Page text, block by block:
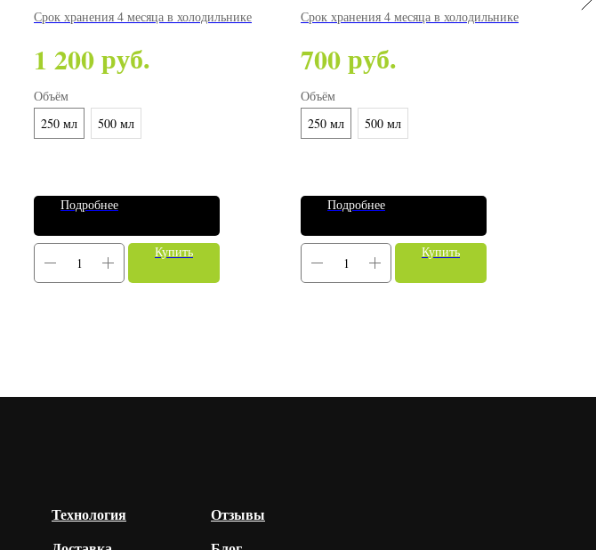
Срок хранения 4 месяца в холодильнике
1 200руб.
Объём
250 мл
500 мл
Подробнее
Купить
Срок хранения 4 месяца в холодильнике
700руб.
Объём
250 мл
500 мл
Подробнее
Купить
Технология
Отзывы